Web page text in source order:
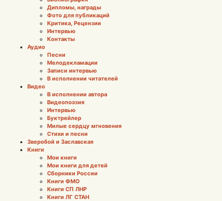
Дипломы, награды
Фото для публикаций
Критика, Рецензии
Интервью
Контакты
Аудио
Песни
Мелодекламации
Записи интервью
В исполнении читателей
Видео
В исполнении автора
Видеопоэзия
Интервью
Буктрейлер
Милые сердцу мгновения
Стихи и песни
Зверобой и Заславская
Книги
Мои книги
Мои книги для детей
Сборники России
Книги ФМО
Книги СП ЛНР
Книги ЛГ СТАН